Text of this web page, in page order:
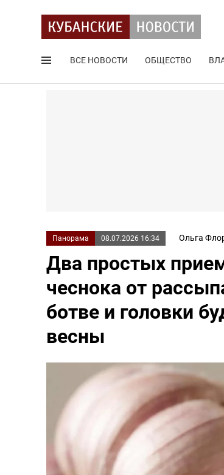
ВСЕ НОВОСТИ ОБЩЕСТВО
Панорама 08.07.2026 16:34 Ольга
Два простых
чеснока от
ботве и головки
весны